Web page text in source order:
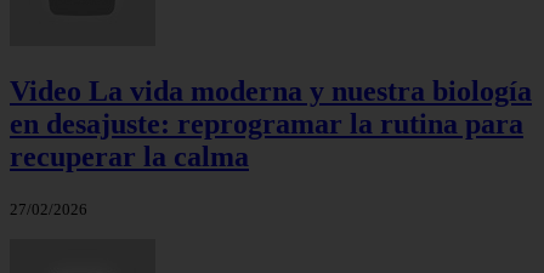
Video La vida moderna y nuestra biología
en desajuste: reprogramar la rutina para
recuperar la calma
27/02/2026